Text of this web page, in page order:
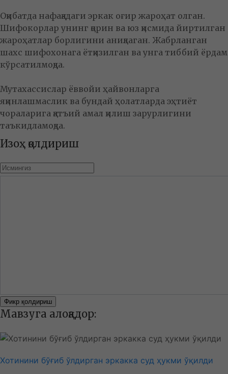
Оқибатда нафақадаги эркак оғир жароҳат олган.
Шифокорлар унинг қорин ва юз қисмида йиртилган
жароҳатлар борлигини аниқлаган. Жабрланган
шахс шифохонага ётқизилган ва унга тиббий ёрдам
кўрсатилмоқда.
Мутахассислар ёввойи ҳайвонларга
яқинлашмаслик ва бундай ҳолатларда эҳтиёт
чораларига қатъий амал қилиш зарурлигини
таъкидламоқда.
Изоҳ қолдириш
Фикр қолдириш
Мавзуга алоқадор:
Хотинини бўғиб ўлдирган эркакка суд ҳукми ўқилди